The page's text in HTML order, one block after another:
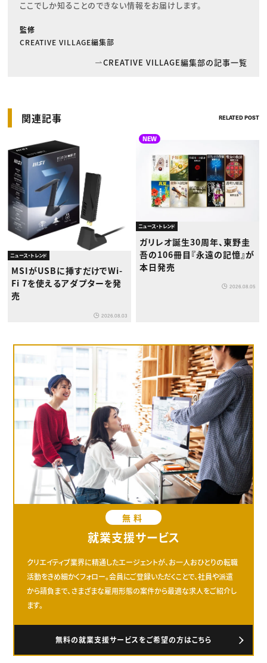
ここでしか知ることのできない情報をお届けします。
監修
CREATIVE VILLAGE編集部
CREATIVE VILLAGE編集部の記事一覧
関連記事 RELATED POST
ニュース・トレンド
MSIがUSBに挿すだけでWi-
Fi 7を使えるアダプターを発
売
2026.08.03
NEW
ニュース・トレンド
ガリレオ誕生30周年、東野圭
吾の106冊目『永遠の記憶』が
本日発売
2026.08.05
無料
就業支援サービス
クリエイティブ業界に精通したエージェントが、お一人おひとりの転職
活動をきめ細かくフォロー。会員にご登録いただくことで、社員や派遣
から請負まで、さまざまな雇用形態の案件から最適な求人をご紹介し
ます。
無料の就業支援サービスをご希望の方はこちら